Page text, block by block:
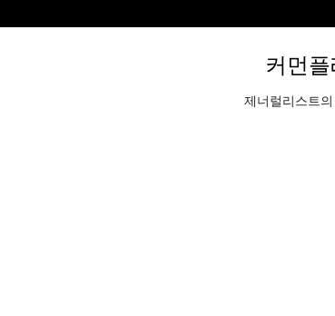
커먼
제너럴리스트의